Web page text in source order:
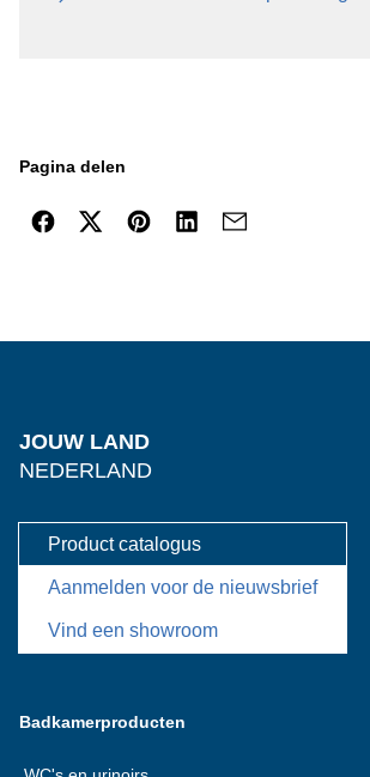
Pagina delen
JOUW LAND
NEDERLAND
Product catalogus
Aanmelden voor de nieuwsbrief
Vind een showroom
Badkamerproducten